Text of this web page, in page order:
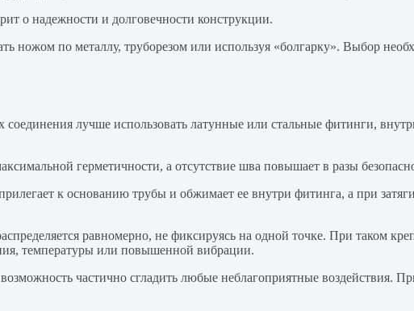
о надежности и долговечности конструкции.
по металлу, труборезом или используя «болгарку». Выбор
лучше использовать латунные или стальные фитинги,
герметичности, а отсутствие шва повышает в разы
к основанию трубы и обжимает ее внутри фитинга, а при
равномерно, не фиксируясь на одной точке. При таком
температуры или повышенной вибрации.
частично сгладить любые неблагоприятные воздействия.